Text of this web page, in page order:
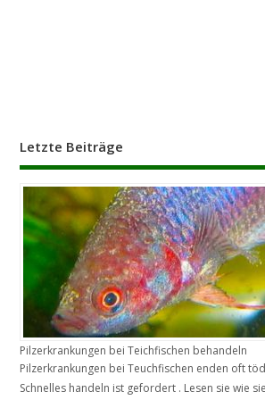
Letzte Beiträge
Pilzerkrankungen bei Teichfischen behandeln
Pilzerkrankungen bei Teuchfischen enden oft
Schnelles handeln ist gefordert . Lesen sie wie sie